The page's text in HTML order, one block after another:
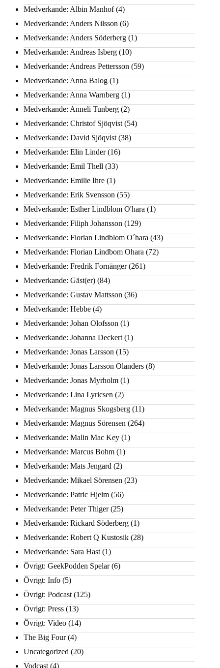
Medverkande: Albin Manhof(4)
Medverkande: Anders Nilsson (6)
Medverkande: Anders Söderberg (1)
Medverkande: Andreas Isberg (10)
Medverkande: Andreas Pettersson (59)
Medverkande: Anna Balog (1)
Medverkande: Anna Warnberg (1)
Medverkande: Anneli Tunberg (2)
Medverkande: Christof Sjöqvist (54)
Medverkande: David Sjöqvist (38)
Medverkande: Elin Linder(16)
Medverkande: Emil Thell (33)
Medverkande: Emilie Ihre (1)
Medverkande: Erik Svensson (55)
Medverkande: Esther Lindblom O'hara (1)
Medverkande: Filiph Johansson (129)
Medverkande: Florian Lindblom O´hara (43)
Medverkande: Florian Lindbom Ohara (72)
Medverkande: Fredrik Fornänger(261)
Medverkande: Gäst(er) (84)
Medverkande: Gustav Mattsson (36)
Medverkande: Hebbe (4)
Medverkande: Johan Olofsson (1)
Medverkande: Johanna Deckert (1)
Medverkande: Jonas Larsson (15)
Medverkande: Jonas Larsson Olanders (8)
Medverkande: Jonas Myrholm (1)
Medverkande: Lina Lyricsen (2)
Medverkande: Magnus Skogsberg (11)
Medverkande: Magnus Sörensen (264)
Medverkande: Malin Mac Key (1)
Medverkande: Marcus Bohm (1)
Medverkande: Mats Jengard (2)
Medverkande: Mikael Sörensen (23)
Medverkande: Patric Hjelm (56)
Medverkande: Peter Thiger(25)
Medverkande: Rickard Söderberg (1)
Medverkande: Robert Q Kustosik (28)
Medverkande: Sara Hast (1)
Övrigt: GeekPodden Spelar(6)
Övrigt: Info (5)
Övrigt: Podcast (125)
Övrigt: Press (13)
Övrigt: Video (14)
The Big Four(4)
Uncategorized (20)
Vodcast (4)